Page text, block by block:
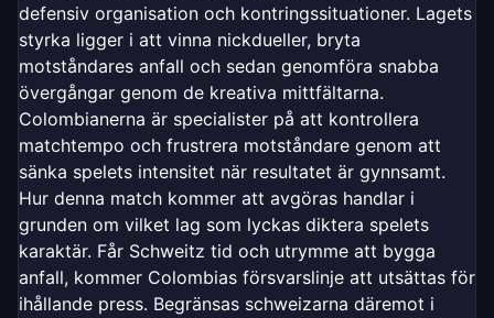
defensiv organisation och kontringssituationer. Lagets
styrka ligger i att vinna nickdueller, bryta
motståndares anfall och sedan genomföra snabba
övergångar genom de kreativa mittfältarna.
Colombianerna är specialister på att kontrollera
matchtempo och frustrera motståndare genom att
sänka spelets intensitet när resultatet är gynnsamt.
Hur denna match kommer att avgöras handlar i
grunden om vilket lag som lyckas diktera spelets
karaktär. Får Schweitz tid och utrymme att bygga
anfall, kommer Colombias försvarslinje att utsättas för
ihållande press. Begränsas schweizarna däremot i